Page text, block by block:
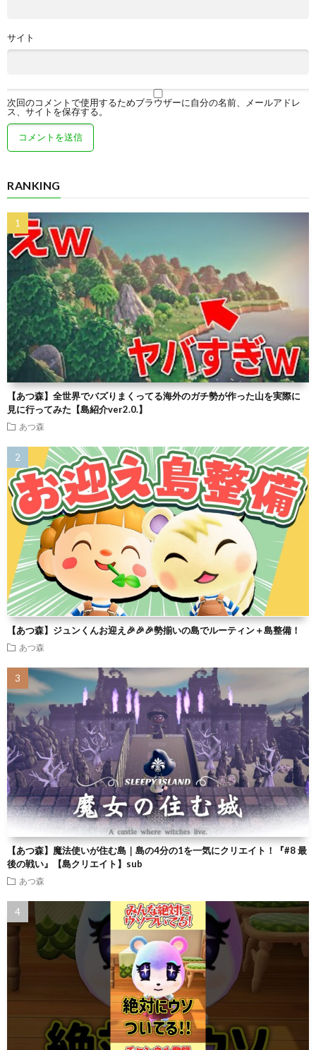
サイト
次回のコメントで使用するためブラウザーに自分の名前、メールアドレ
ス、サイトを保存する。
RANKING
【あつ森】全世界でバズりまくってる海外のガチ勢が作った山を実際に
見に行ってみた【島紹介ver2.0.】
あつ森
【あつ森】ジュンくんお迎え🎉🎉🎉勢揃いの島でルーティン＋島整備！
あつ森
【あつ森】魔法使いが住む島｜島の4分の1を一気にクリエイト！『#8 最
後の戦い』【島クリエイト】sub
あつ森